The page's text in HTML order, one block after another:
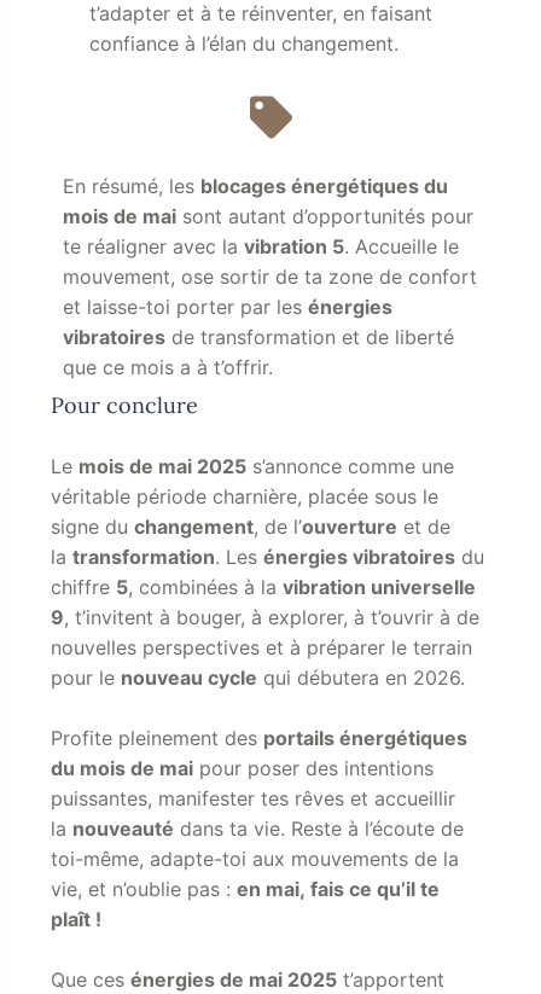
t’adapter et à te réinventer, en faisant
confiance à l’élan du changement.
En résumé, les blocages énergétiques du
mois de mai sont autant d’opportunités pour
te réaligner avec la vibration 5. Accueille le
mouvement, ose sortir de ta zone de confort
et laisse-toi porter par les énergies
vibratoires de transformation et de liberté
que ce mois a à t’offrir.
Pour conclure
Le mois de mai 2025 s’annonce comme une
véritable période charnière, placée sous le
signe du changement, de l’ouverture et de
la transformation. Les énergies vibratoires du
chiffre 5, combinées à la vibration universelle
9, t’invitent à bouger, à explorer, à t’ouvrir à de
nouvelles perspectives et à préparer le terrain
pour le nouveau cycle qui débutera en 2026.
Profite pleinement des portails énergétiques
du mois de mai pour poser des intentions
puissantes, manifester tes rêves et accueillir
la nouveauté dans ta vie. Reste à l’écoute de
toi-même, adapte-toi aux mouvements de la
vie, et n’oublie pas : en mai, fais ce qu’il te
plaît !
Que ces énergies de mai 2025 t’apportent